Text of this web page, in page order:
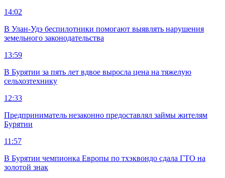
14:02
В Улан-Удэ беспилотники помогают выявлять нарушения
земельного законодательства
13:59
В Бурятии за пять лет вдвое выросла цена на тяжелую
сельхозтехнику
12:33
Предприниматель незаконно предоставлял займы жителям
Бурятии
11:57
В Бурятии чемпионка Европы по тхэквондо сдала ГТО на
золотой знак